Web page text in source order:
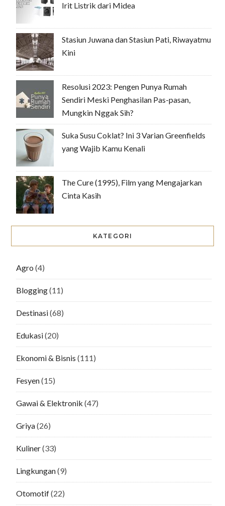
Irit Listrik dari Midea
Stasiun Juwana dan Stasiun Pati, Riwayatmu
Kini
Resolusi 2023: Pengen Punya Rumah
Sendiri Meski Penghasilan Pas-pasan,
Mungkin Nggak Sih?
Suka Susu Coklat? Ini 3 Varian Greenfields
yang Wajib Kamu Kenali
The Cure (1995), Film yang Mengajarkan
Cinta Kasih
KATEGORI
Agro (4)
Blogging(11)
Destinasi(68)
Edukasi(20)
Ekonomi & Bisnis (111)
Fesyen(15)
Gawai & Elektronik (47)
Griya(26)
Kuliner(33)
Lingkungan(9)
Otomotif(22)